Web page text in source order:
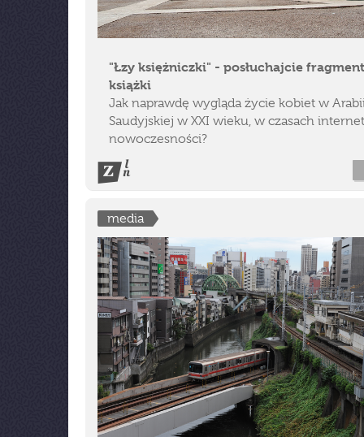
"Łzy księżniczki" - posłuchajcie
książki
Jak naprawdę wygląda życie kobiet w
Saudyjskiej w XXI wieku, w czasach
nowoczesności?
media